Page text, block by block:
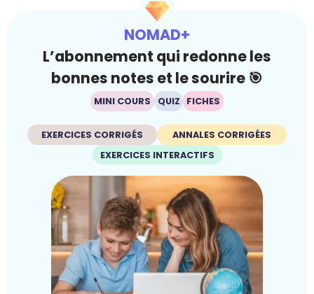
NOMAD+
L’abonnement qui redonne les
bonnes notes et le sourire 🎯
MINI COURS QUIZ FICHES
EXERCICES CORRIGÉS
ANNALES CORRIGÉES
EXERCICES INTERACTIFS